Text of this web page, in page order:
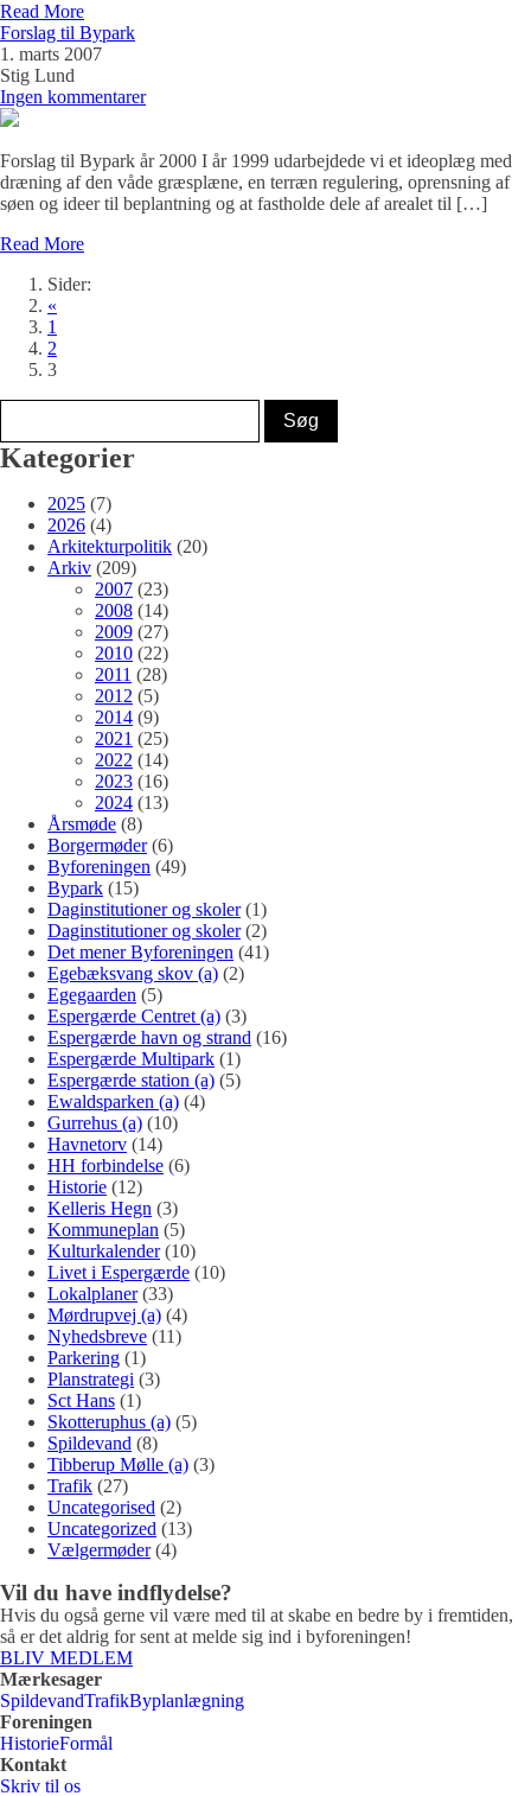
Read More
Forslag til Bypark
1. marts 2007
Stig Lund
Ingen kommentarer
Forslag til Bypark år 2000 I år 1999 udarbejdede vi et ideoplæg med
dræning af den våde græsplæne, en terræn regulering, oprensning af
søen og ideer til beplantning og at fastholde dele af arealet til […]
Read More
Sider:
«
1
2
3
Kategorier
2025 (7)
2026 (4)
Arkitekturpolitik (20)
Arkiv (209)
2007 (23)
2008 (14)
2009 (27)
2010 (22)
2011 (28)
2012 (5)
2014 (9)
2021 (25)
2022 (14)
2023 (16)
2024 (13)
Årsmøde (8)
Borgermøder(6)
Byforeningen (49)
Bypark (15)
Daginstitutioner og skoler(1)
Daginstitutioner og skoler(2)
Det mener Byforeningen (41)
Egebæksvang skov (a) (2)
Egegaarden (5)
Espergærde Centret (a) (3)
Espergærde havn og strand (16)
Espergærde Multipark (1)
Espergærde station (a) (5)
Ewaldsparken (a) (4)
Gurrehus (a) (10)
Havnetorv (14)
HH forbindelse (6)
Historie (12)
Kelleris Hegn (3)
Kommuneplan (5)
Kulturkalender(10)
Livet i Espergærde (10)
Lokalplaner(33)
Mørdrupvej (a) (4)
Nyhedsbreve (11)
Parkering (1)
Planstrategi (3)
Sct Hans (1)
Skotteruphus (a) (5)
Spildevand (8)
Tibberup Mølle (a) (3)
Trafik (27)
Uncategorised (2)
Uncategorized (13)
Vælgermøder(4)
Vil du have indflydelse?
Hvis du også gerne vil være med til at skabe en bedre by i fremtiden,
så er det aldrig for sent at melde sig ind i byforeningen!
BLIV MEDLEM
Mærkesager
SpildevandTrafikByplanlægning
Foreningen
HistorieFormål
Kontakt
Skriv til os